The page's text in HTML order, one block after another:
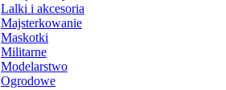
Lalki i akcesoria
Majsterkowanie
Maskotki
Militarne
Modelarstwo
Ogrodowe